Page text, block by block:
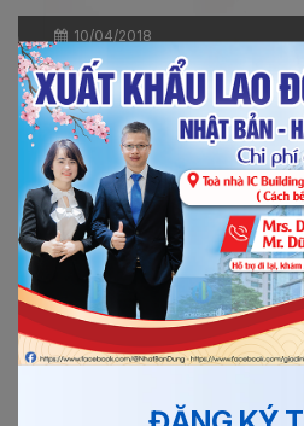
10/04/2018
ĐƠN HÀNG SỬA CHỮA Ô TÔ
Đơn hàng sửa chữa ô tô đi Nhật
vì thế mà việc làm thêm tăng ca
Xem thêm